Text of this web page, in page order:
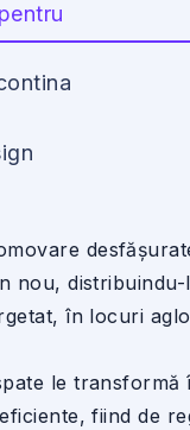
nou,
în locuri
le transformă
fiind de